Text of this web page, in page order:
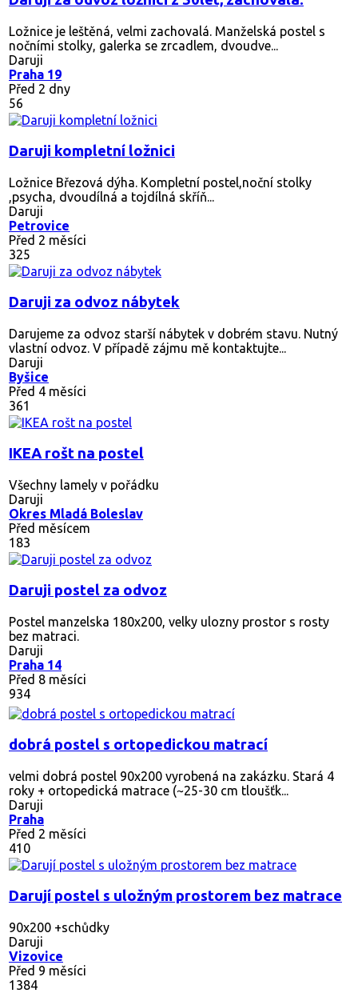
Ložnice je leštěná, velmi zachovalá. Manželská postel s
nočními stolky, galerka se zrcadlem, dvoudve...
Daruji
Praha 19
Před 2 dny
56
Daruji kompletní ložnici
Ložnice Březová dýha. Kompletní postel,noční stolky
,psycha, dvoudílná a tojdílná skříň...
Daruji
Petrovice
Před 2 měsíci
325
Daruji za odvoz nábytek
Darujeme za odvoz starší nábytek v dobrém stavu. Nutný
vlastní odvoz. V případě zájmu mě kontaktujte...
Daruji
Byšice
Před 4 měsíci
361
IKEA rošt na postel
Všechny lamely v pořádku
Daruji
Okres Mladá Boleslav
Před měsícem
183
Daruji postel za odvoz
Postel manzelska 180x200, velky ulozny prostor s rosty
bez matraci.
Daruji
Praha 14
Před 8 měsíci
934
dobrá postel s ortopedickou matrací
velmi dobrá postel 90x200 vyrobená na zakázku. Stará 4
roky + ortopedická matrace (~25-30 cm tloušťk...
Daruji
Praha
Před 2 měsíci
410
Darují postel s uložným prostorem bez matrace
90x200 +schůdky
Daruji
Vizovice
Před 9 měsíci
1384